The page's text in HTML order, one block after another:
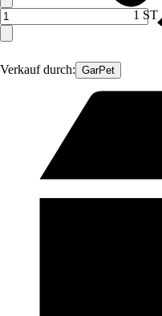
Verkauf durch: GarPet
1 ST